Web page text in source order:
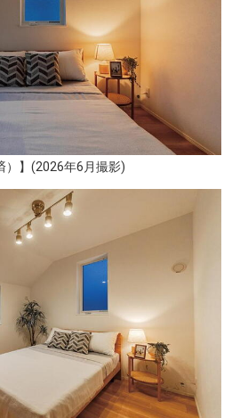
）】(2026年6月撮影)